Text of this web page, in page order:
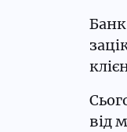
Банк
від